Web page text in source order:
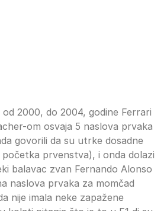
2000, do 2004, godine Ferrari
om osvaja 5 naslova prvaka
govorili da su utrke dosadne
prvenstva), i onda dolazi
balavac zvan Fernando Alonso
naslova prvaka za momčad
nije imala neke zapažene